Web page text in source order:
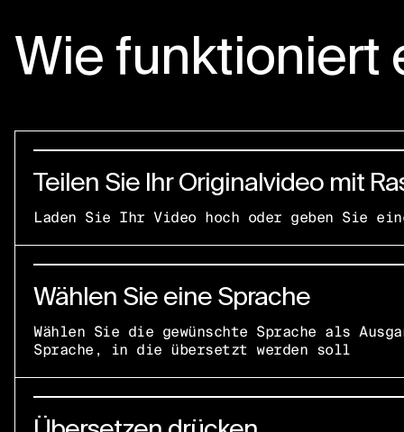
Wie funktioniert
Teilen Sie Ihr Originalvideo mit
Laden Sie Ihr Video hoch oder geben Sie
Wählen Sie eine Sprache
Wählen Sie die gewünschte Sprache als
Sprache, in die übersetzt werden soll